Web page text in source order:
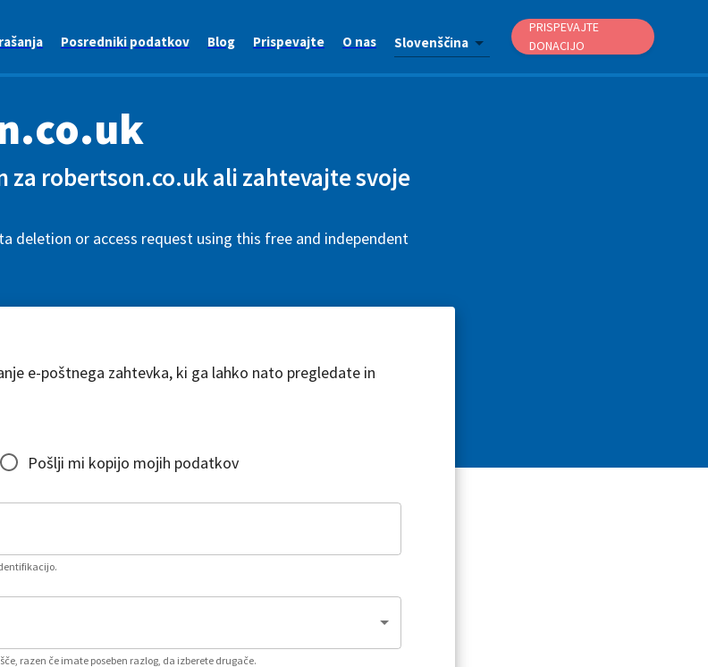
Posredniki podatkov Blog Prispevajte O nas Slovenščina
PRISPEVAJTE
DONACIJO
za robertson.co.uk ali zahtevajte svoje
deletion or access request using this free and independent
e-poštnega zahtevka, ki ga lahko nato pregledate in
Pošlji mi kopijo mojih podatkov
razen če imate poseben razlog, da izberete drugače.